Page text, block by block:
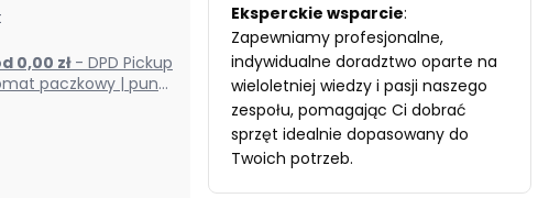
od 0,00 zł - DPD Pickup
paczkowy | punkt
Eksperckie wsparcie:
Zapewniamy profesjonalne,
indywidualne doradztwo oparte na
wieloletniej wiedzy i pasji naszego
zespołu, pomagając Ci dobrać
sprzęt idealnie dopasowany do
Twoich potrzeb.